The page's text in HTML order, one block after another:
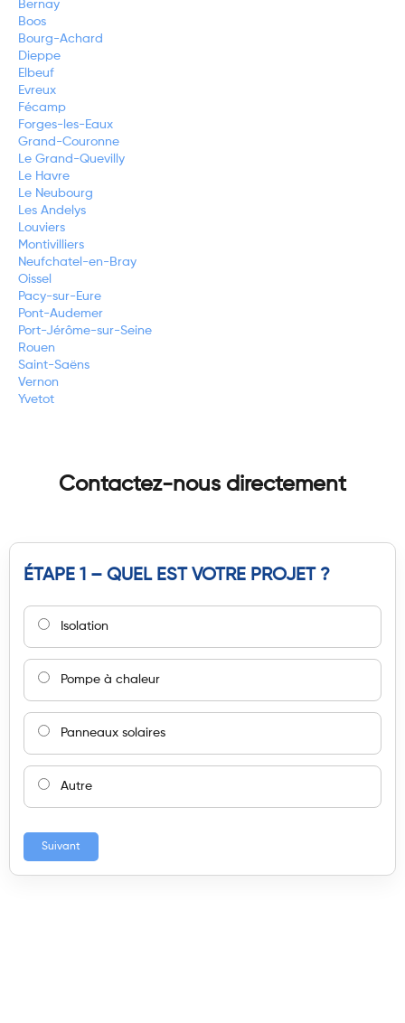
Bernay
Boos
Bourg-Achard
Dieppe
Elbeuf
Evreux
Fécamp
Forges-les-Eaux
Grand-Couronne
Le Grand-Quevilly
Le Havre
Le Neubourg
Les Andelys
Louviers
Montivilliers
Neufchatel-en-Bray
Oissel
Pacy-sur-Eure
Pont-Audemer
Port-Jérôme-sur-Seine
Rouen
Saint-Saëns
Vernon
Yvetot
Contactez-nous directement
ÉTAPE 1 – QUEL EST VOTRE PROJET ?
Isolation
Pompe à chaleur
Panneaux solaires
Autre
Suivant